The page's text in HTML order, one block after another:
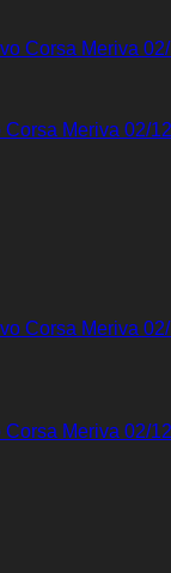
Meriva 02/
Meriva 02/